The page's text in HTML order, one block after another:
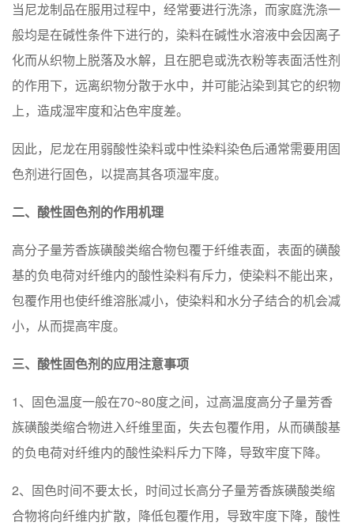
当尼龙制品在服用过程中，经常要进行洗涤，而家庭洗涤一
般均是在碱性条件下进行的，染料在碱性水溶液中会因离子
化而从织物上脱落及水解，且在肥皂或洗衣粉等表面活性剂
的作用下，远离织物分散于水中，并可能沾染到其它的织物
上，造成湿牢度和沾色牢度差。
因此，尼龙在用弱酸性染料或中性染料染色后通常需要用固
色剂进行固色，以提高其各项湿牢度。
二、酸性固色剂的作用机理
高分子量芳香族磺酸类缩合物包覆于纤维表面，表面的磺酸
基的负电荷对纤维内的酸性染料有斥力，使染料不能出来，
包覆作用也使纤维溶胀减小，使染料和水分子结合的机会减
小，从而提高牢度。
三、酸性固色剂的应用注意事项
1、固色温度一般在70~80度之间，过高温度高分子量芳香
族磺酸类缩合物进入纤维里面，失去包覆作用，从而磺酸基
的负电荷对纤维内的酸性染料斥力下降，导致牢度下降。
2、固色时间不要太长，时间过长高分子量芳香族磺酸类缩
合物将向纤维内扩散，降低包覆作用，导致牢度下降，酸性